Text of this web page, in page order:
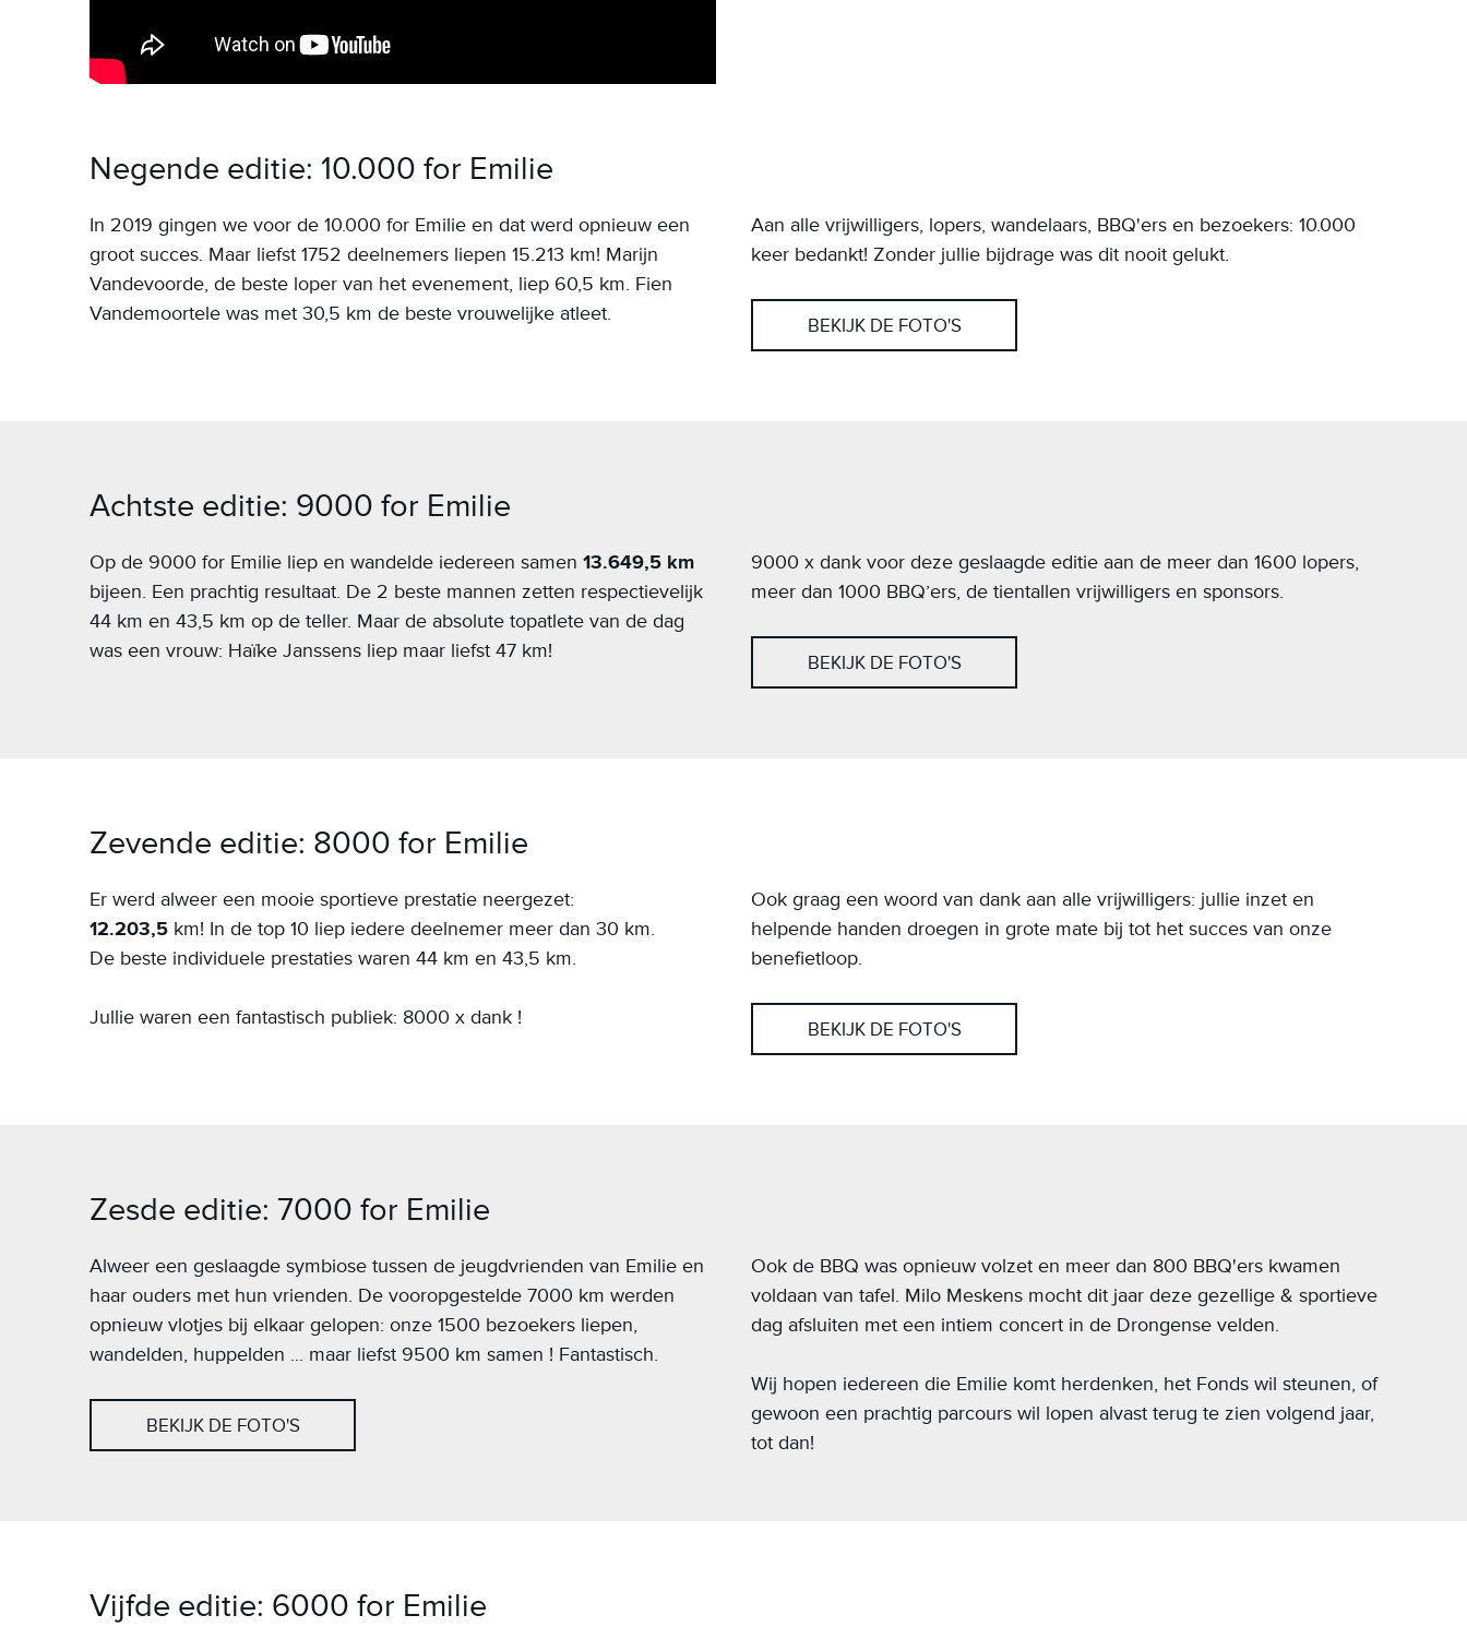
Negende editie: 10.000 for Emilie
In 2019 gingen we voor de 10.000 for Emilie en dat werd opnieuw een
groot succes. Maar liefst 1752 deelnemers liepen 15.213 km! Marijn
Vandevoorde, de beste loper van het evenement, liep 60,5 km. Fien
Vandemoortele was met 30,5 km de beste vrouwelijke atleet.
Aan alle vrijwilligers, lopers, wandelaars, BBQ'ers en bezoekers: 10.000
keer bedankt! Zonder jullie bijdrage was dit nooit gelukt.
BEKIJK DE FOTO'S
Achtste editie: 9000 for Emilie
Op de 9000 for Emilie liep en wandelde iedereen samen 13.649,5 km
bijeen. Een prachtig resultaat. De 2 beste mannen zetten respectievelijk
44 km en 43,5 km op de teller. Maar de absolute topatlete van de dag
was een vrouw: Haïke Janssens liep maar liefst 47 km!
9000 x dank voor deze geslaagde editie aan de meer dan 1600 lopers,
meer dan 1000 BBQ’ers, de tientallen vrijwilligers en sponsors.
BEKIJK DE FOTO'S
Zevende editie: 8000 for Emilie
Er werd alweer een mooie sportieve prestatie neergezet:
12.203,5 km! In de top 10 liep iedere deelnemer meer dan 30 km.
De beste individuele prestaties waren 44 km en 43,5 km.
Jullie waren een fantastisch publiek: 8000 x dank !
Ook graag een woord van dank aan alle vrijwilligers: jullie inzet en
helpende handen droegen in grote mate bij tot het succes van onze
benefietloop.
BEKIJK DE FOTO'S
Zesde editie: 7000 for Emilie
Alweer een geslaagde symbiose tussen de jeugdvrienden van Emilie en
haar ouders met hun vrienden. De vooropgestelde 7000 km werden
opnieuw vlotjes bij elkaar gelopen: onze 1500 bezoekers liepen,
wandelden, huppelden ... maar liefst 9500 km samen ! Fantastisch.
BEKIJK DE FOTO'S
Ook de BBQ was opnieuw volzet en meer dan 800 BBQ'ers kwamen
voldaan van tafel. Milo Meskens mocht dit jaar deze gezellige & sportieve
dag afsluiten met een intiem concert in de Drongense velden.
Wij hopen iedereen die Emilie komt herdenken, het Fonds wil steunen, of
gewoon een prachtig parcours wil lopen alvast terug te zien volgend jaar,
tot dan!
Vijfde editie: 6000 for Emilie